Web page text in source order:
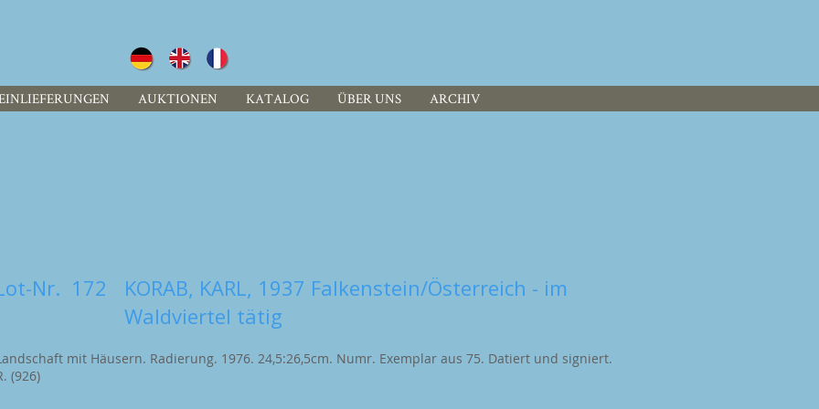
AUKTIONEN KATALOG ÜBER UNS ARCHIV
Nr. 172
KORAB, KARL, 1937 Falkenstein/Österreich - im
Waldviertel tätig
mit Häusern. Radierung. 1976. 24,5:26,5cm. Numr. Exemplar aus 75. Datiert und signiert.
(926)